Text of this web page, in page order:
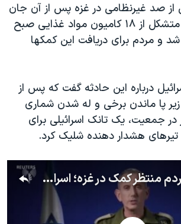
صد غیرنظامی در غزه پس از آن جان‌
باختند که کاروانی متشکل از ۱۸ کامیون مواد غذایی صبح
و مردم برای دریافت این کمکها
درباره این حادثه گفت که پس از
زیر پا ماندن برخی و له شدن شماری
در جمعیت، یک تانک اسرائیلی برای
هشدار دهنده شلیک کرد.
تیراندازی به مردم منتظر کمک در غزه؛ اسرائیل: عمده کشته‌ها به‌خاطر ازدحام بود